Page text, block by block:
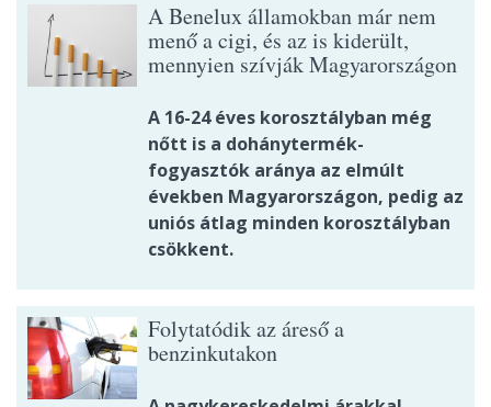
A Benelux államokban már nem
menő a cigi, és az is kiderült,
mennyien szívják Magyarországon
A 16-24 éves korosztályban még
nőtt is a dohánytermék-
fogyasztók aránya az elmúlt
években Magyarországon, pedig az
uniós átlag minden korosztályban
csökkent.
Folytatódik az áreső a
benzinkutakon